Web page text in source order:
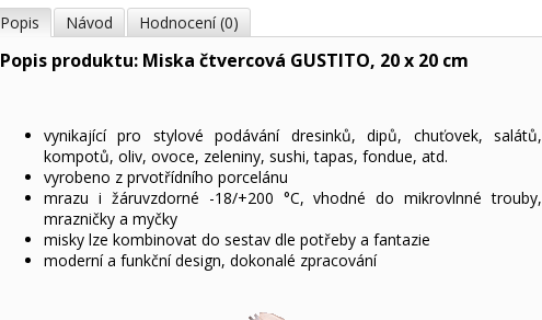
Popis Návod Hodnocení (0)
Popis produktu: Miska čtvercová GUSTITO, 20 x 20 cm
vynikající pro stylové podávání dresinků, dipů, chuťovek, salátů,
kompotů, oliv, ovoce, zeleniny, sushi, tapas, fondue, atd.
vyrobeno z prvotřídního porcelánu
mrazu i žáruvzdorné -18/+200 °C, vhodné do mikrovlnné trouby,
mrazničky a myčky
misky lze kombinovat do sestav dle potřeby a fantazie
moderní a funkční design, dokonalé zpracování